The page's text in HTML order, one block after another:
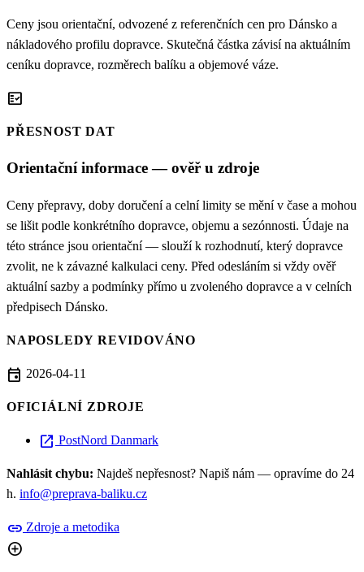
Ceny jsou orientační, odvozené z referenčních cen pro Dánsko a
nákladového profilu dopravce. Skutečná částka závisí na aktuálním
ceníku dopravce, rozměrech balíku a objemové váze.
fact_check
PŘESNOST DAT
Orientační informace — ověř u zdroje
Ceny přepravy, doby doručení a celní limity se mění v čase a mohou
se lišit podle konkrétního dopravce, objemu a sezónnosti. Údaje na
této stránce jsou orientační — slouží k rozhodnutí, který dopravce
zvolit, ne k závazné kalkulaci ceny. Před odesláním si vždy ověř
aktuální sazby a podmínky přímo u zvoleného dopravce a v celních
předpisech Dánsko.
NAPOSLEDY REVIDOVÁNO
event 2026-04-11
OFICIÁLNÍ ZDROJE
open_in_new PostNord Danmark
Nahlásit chybu: Najdeš nepřesnost? Napiš nám — opravíme do 24
h. info@preprava-baliku.cz
link Zdroje a metodika
add_circle